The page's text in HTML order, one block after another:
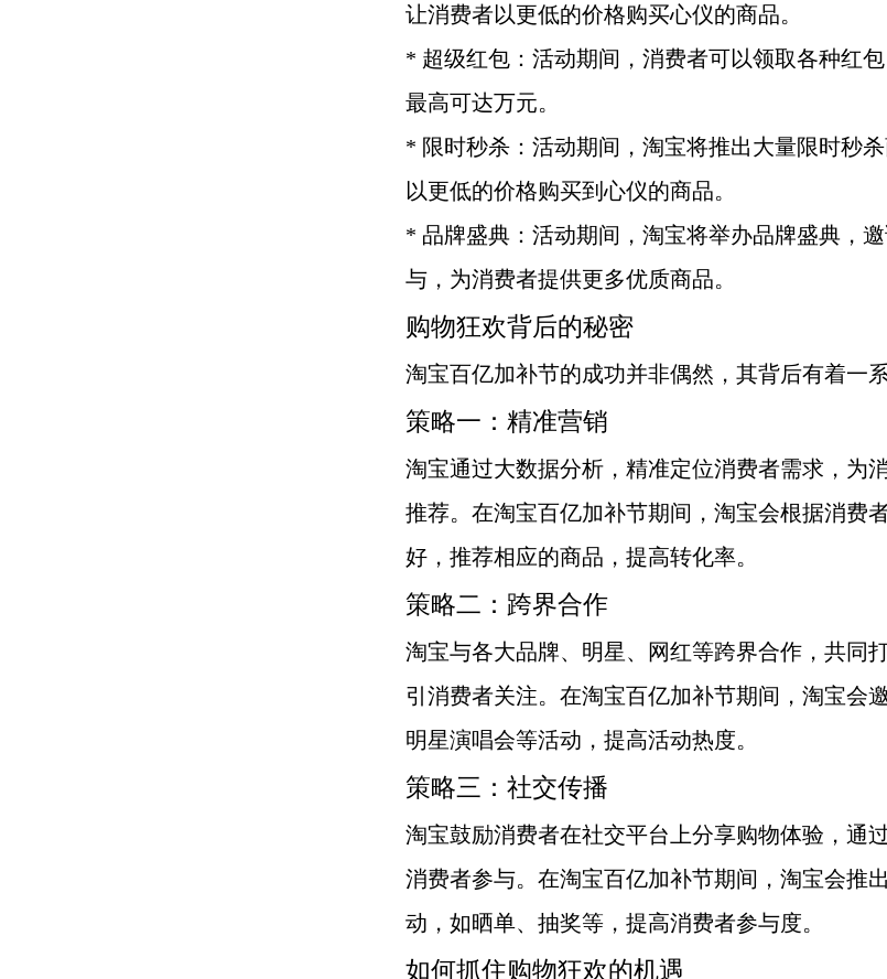
让消费者以更低的价格购买心仪的商品。
* 超级红包：活动期间，消费者可以领取各种红包
最高可达万元。
* 限时秒杀：活动期间，淘宝将推出大量限时秒
以更低的价格购买到心仪的商品。
* 品牌盛典：活动期间，淘宝将举办品牌盛典，
与，为消费者提供更多优质商品。
购物狂欢背后的秘密
淘宝百亿加补节的成功并非偶然，其背后有着一
策略一：精准营销
淘宝通过大数据分析，精准定位消费者需求，为
推荐。在淘宝百亿加补节期间，淘宝会根据消费
好，推荐相应的商品，提高转化率。
策略二：跨界合作
淘宝与各大品牌、明星、网红等跨界合作，共同
引消费者关注。在淘宝百亿加补节期间，淘宝会
明星演唱会等活动，提高活动热度。
策略三：社交传播
淘宝鼓励消费者在社交平台上分享购物体验，通
消费者参与。在淘宝百亿加补节期间，淘宝会推
动，如晒单、抽奖等，提高消费者参与度。
如何抓住购物狂欢的机遇